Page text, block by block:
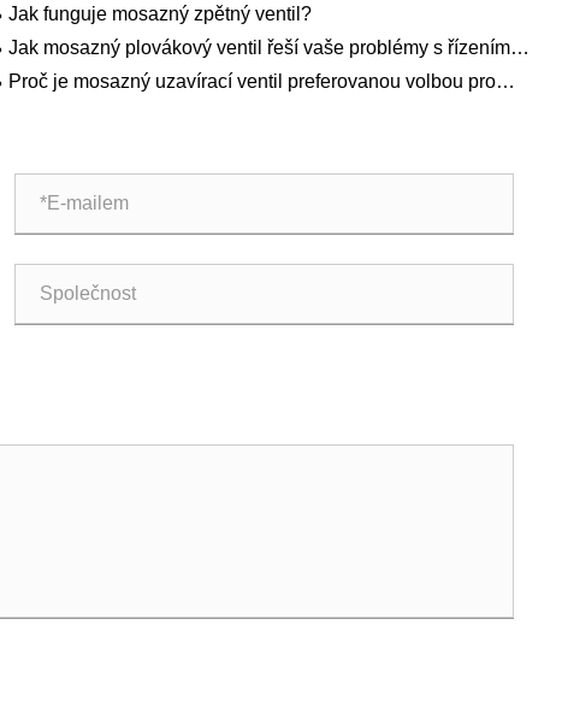
Jak funguje mosazný zpětný ventil?
Jak mosazný plovákový ventil řeší vaše problémy s řízením
kapalin?
Proč je mosazný uzavírací ventil preferovanou volbou pro